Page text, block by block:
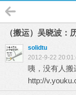
（搬运）吴晓波：
solidtu
2012-9-22
咦，没有人搬
http://